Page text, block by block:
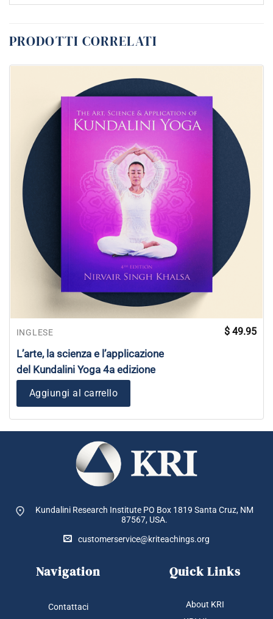
PRODOTTI CORRELATI
INGLESE
L’arte, la scienza e l’applicazione
del Kundalini Yoga 4a edizione
$ 49.95
Aggiungi al carrello
Kundalini Research Institute PO Box 1819 Santa Cruz, NM
87567, USA.
customerservice@kriteachings.org
Navigation
Contattaci
Quick Links
About KRI